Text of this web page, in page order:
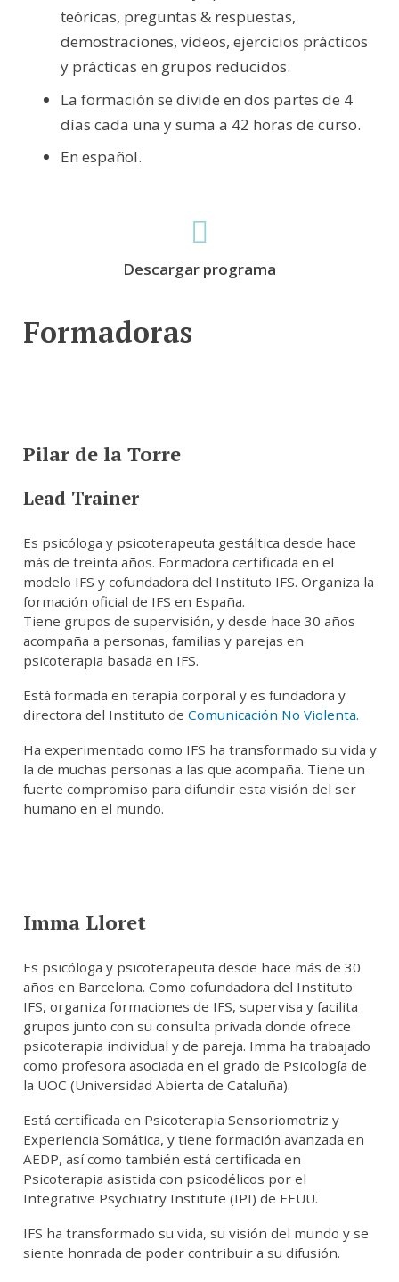
teóricas, preguntas & respuestas,
demostraciones, vídeos, ejercicios prácticos
y prácticas en grupos reducidos.
La formación se divide en dos partes de 4
días cada una y suma a 42 horas de curso.
En español.
Descargar programa
Formadoras
Pilar de la Torre
Lead Trainer
Es psicóloga y psicoterapeuta gestáltica desde hace
más de treinta años. Formadora certificada en el
modelo IFS y cofundadora del Instituto IFS. Organiza la
formación oficial de IFS en España.
Tiene grupos de supervisión, y desde hace 30 años
acompaña a personas, familias y parejas en
psicoterapia basada en IFS.
Está formada en terapia corporal y es fundadora y
directora del Instituto de Comunicación No Violenta.
Ha experimentado como IFS ha transformado su vida y
la de muchas personas a las que acompaña. Tiene un
fuerte compromiso para difundir esta visión del ser
humano en el mundo.
Imma Lloret
Es psicóloga y psicoterapeuta desde hace más de 30
años en Barcelona. Como cofundadora del Instituto
IFS, organiza formaciones de IFS, supervisa y facilita
grupos junto con su consulta privada donde ofrece
psicoterapia individual y de pareja. Imma ha trabajado
como profesora asociada en el grado de Psicología de
la UOC (Universidad Abierta de Cataluña).
Está certificada en Psicoterapia Sensoriomotriz y
Experiencia Somática, y tiene formación avanzada en
AEDP, así como también está certificada en
Psicoterapia asistida con psicodélicos por el
Integrative Psychiatry Institute (IPI) de EEUU.
IFS ha transformado su vida, su visión del mundo y se
siente honrada de poder contribuir a su difusión.